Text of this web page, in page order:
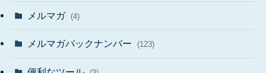
メルマガ (4)
メルマガバックナンバー (123)